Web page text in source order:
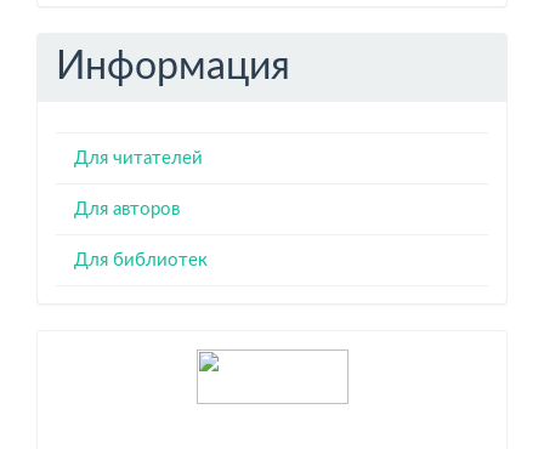
Информация
Для читателей
Для авторов
Для библиотек
Индексация